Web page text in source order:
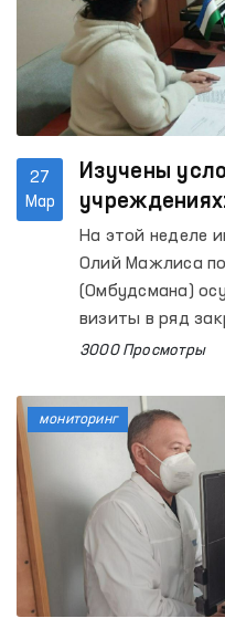
27
Мар
Изучены
оказана
На этой неделе
Олий Мажлиса
(Омбудсмана)
визиты в ряд
расположенных
Андижанской,
Наманганской
3000 Просмотры
мониторинг